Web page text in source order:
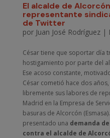
El alcalde de
representante
de Twitter
por Juan José Rodríguez|
César tiene que soportar día
hostigamiento por parte del
Ese acoso constante,
César cometió hace dos
libremente sus labores de
Madrid en la Empresa de
basuras de Alcorcón
presentado una demanda
contra el alcalde de